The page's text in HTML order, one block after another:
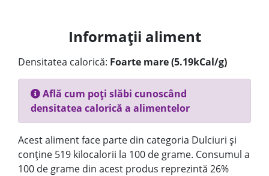
Informații aliment
Densitatea calorică: Foarte mare (5.19kCal/g)
Află cum poți slăbi cunoscând
densitatea calorică a alimentelor
Acest aliment face parte din categoria Dulciuri și
conține 519 kilocalorii la 100 de grame. Consumul a
100 de grame din acest produs reprezintă 26%